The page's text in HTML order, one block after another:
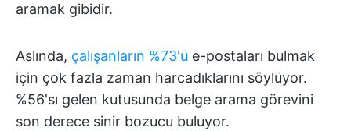
aramak gibidir.
Aslında, çalışanların %73'ü e-postaları bulmak
için çok fazla zaman harcadıklarını söylüyor.
%56'sı gelen kutusunda belge arama görevini
son derece sinir bozucu buluyor.